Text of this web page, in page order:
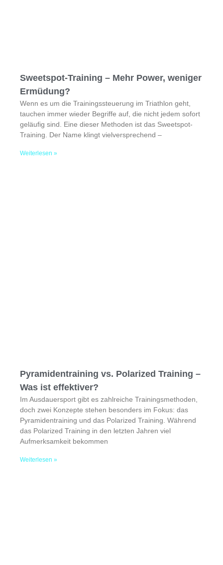
Sweetspot-Training – Mehr Power, weniger
Ermüdung?
Wenn es um die Trainingssteuerung im Triathlon geht,
tauchen immer wieder Begriffe auf, die nicht jedem sofort
geläufig sind. Eine dieser Methoden ist das Sweetspot-
Training. Der Name klingt vielversprechend –
Weiterlesen »
Pyramidentraining vs. Polarized Training –
Was ist effektiver?
Im Ausdauersport gibt es zahlreiche Trainingsmethoden,
doch zwei Konzepte stehen besonders im Fokus: das
Pyramidentraining und das Polarized Training. Während
das Polarized Training in den letzten Jahren viel
Aufmerksamkeit bekommen
Weiterlesen »